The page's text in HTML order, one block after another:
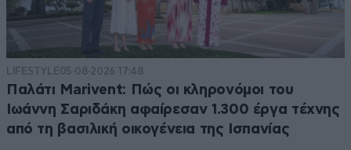
LIFESTYLE05·08·2026 17:48
Παλάτι Marivent: Πώς οι κληρονόμοι του
Ιωάννη Σαριδάκη αφαίρεσαν 1.300 έργα τέχνης
από τη βασιλική οικογένεια της Ισπανίας